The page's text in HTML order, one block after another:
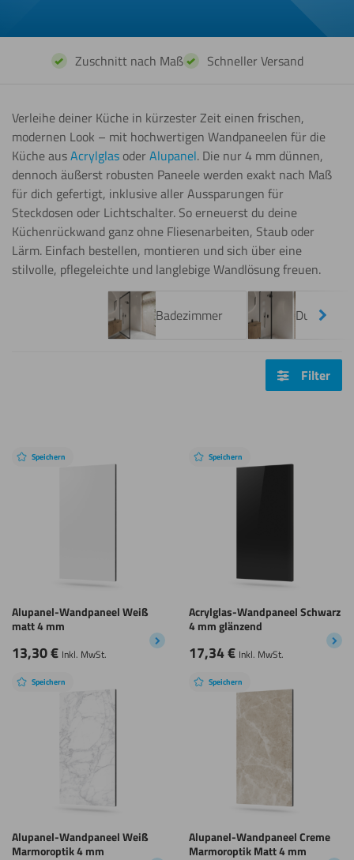
Zuschnitt nach Maß Schneller Versand
Verleihe deiner Küche in kürzester Zeit einen frischen,
modernen Look – mit hochwertigen Wandpaneelen für die
Küche ausAcrylglas oderAlupanel. Die nur 4 mm dünnen,
dennoch äußerst robusten Paneele werden exakt nach Maß
für dich gefertigt, inklusive aller Aussparungen für
Steckdosen oder Lichtschalter. So erneuerst du deine
Küchenrückwand ganz ohne Fliesenarbeiten, Staub oder
Lärm. Einfach bestellen, montieren und sich über eine
stilvolle, pflegeleichte und langlebige Wandlösung freuen.
Badezimmer Dusche
Filter
Speichern
Alupanel-Wandpaneel Weiß
matt 4 mm
13,30€ Inkl. MwSt.
Speichern
Acrylglas-Wandpaneel Schwarz
4 mm glänzend
17,34€ Inkl. MwSt.
Speichern
Alupanel-Wandpaneel Weiß
Marmoroptik 4 mm
Speichern
Alupanel-Wandpaneel Creme
Marmoroptik Matt 4 mm